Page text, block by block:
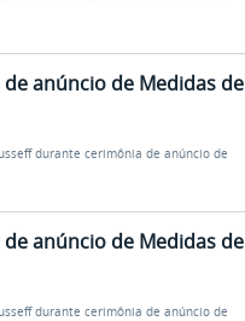
anúncio de Medidas de
durante cerimônia de anúncio de
anúncio de Medidas de
durante cerimônia de anúncio de